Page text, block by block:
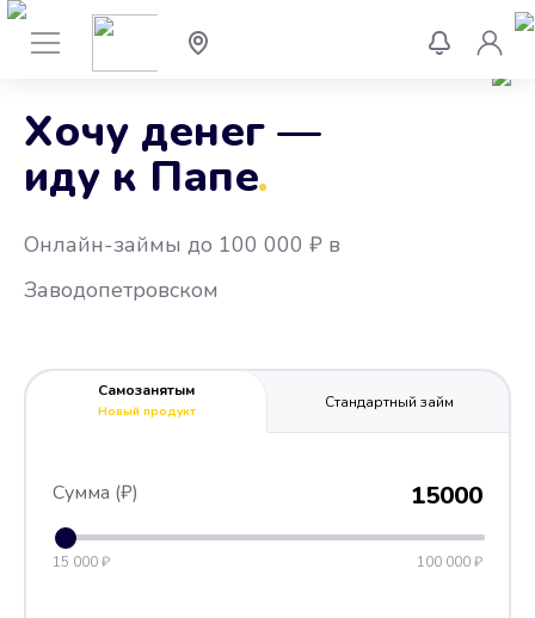
Хочу денег —
иду к Папе
.
Онлайн-займы до 100 000 ₽ в
Заводопетровском
Самозанятым
Новый продукт
Стандартный займ
Сумма (₽) 15000
15 000 ₽ 100 000 ₽